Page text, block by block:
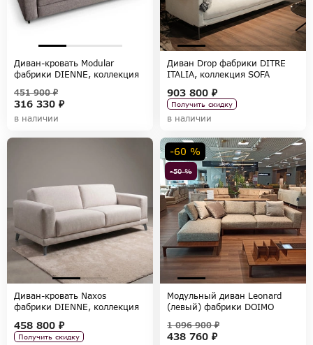
Диван-кровать Modular
фабрики DIENNE, коллекция
316 330 ₽
451 900 ₽
в наличии
Диван Drop фабрики DITRE
ITALIA, коллекция SOFA
903 800 ₽
Получить скидку
в наличии
Диван-кровать Naxos
фабрики DIENNE, коллекция
458 800 ₽
Получить скидку
-50 %
-60 %
Модульный диван Leonard
(левый) фабрики DOIMO
COLLECTION
438 760 ₽
1 096 900 ₽